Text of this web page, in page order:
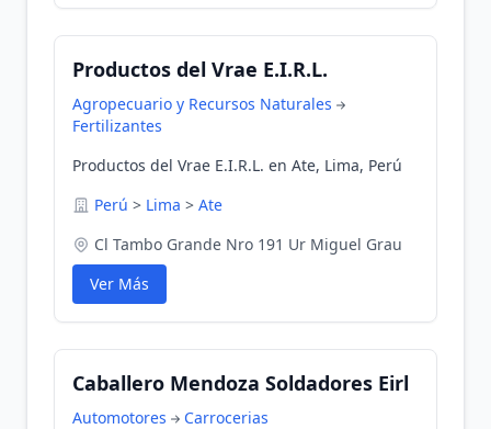
Productos del Vrae E.I.R.L.
Agropecuario y Recursos Naturales
Fertilizantes
Productos del Vrae E.I.R.L. en Ate, Lima, Perú
Perú > Lima > Ate
Cl Tambo Grande Nro 191 Ur Miguel Grau
Ver Más
Caballero Mendoza Soldadores Eirl
Automotores
Carrocerias